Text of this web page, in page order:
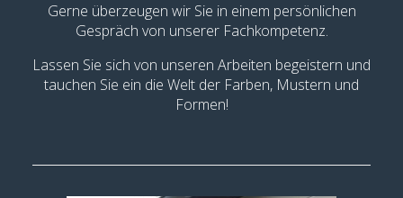
Gerne überzeugen wir Sie in einem persönlichen
Gespräch von unserer Fachkompetenz.
Lassen Sie sich von unseren Arbeiten begeistern und
tauchen Sie ein die Welt der Farben, Mustern und
Formen!